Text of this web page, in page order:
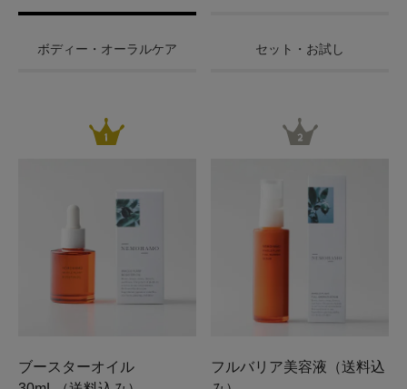
ボディー・オーラルケア セット・お試し
ブースターオイル
フルバリア美容液（送料込